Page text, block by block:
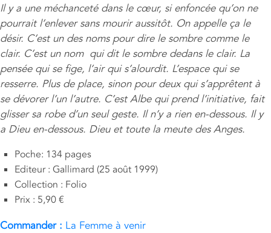
Il y a une méchanceté dans le cœur, si enfoncée qu’on ne
pourrait l’enlever sans mourir aussitôt. On appelle ça le
désir. C’est un des noms pour dire le sombre comme le
clair. C’est un nom qui dit le sombre dedans le clair. La
pensée qui se fige, l’air qui s’alourdit. L’espace qui se
resserre. Plus de place, sinon pour deux qui s’apprêtent à
se dévorer l’un l’autre. C’est Albe qui prend l’initiative, fait
glisser sa robe d’un seul geste. Il n’y a rien en-dessous. Il y
a Dieu en-dessous. Dieu et toute la meute des Anges.
Poche: 134 pages
Editeur : Gallimard (25 août 1999)
Collection : Folio
Prix : 5,90 €
Commander : La Femme à venir